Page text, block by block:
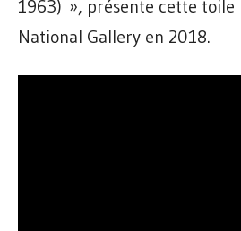
1963) », présente cette toile
National Gallery en 2018.